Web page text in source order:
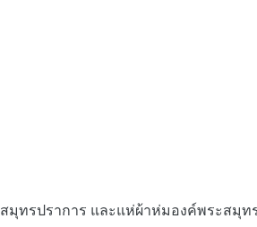
รปราการ และแห่ผ้าห่มองค์พระสมุท